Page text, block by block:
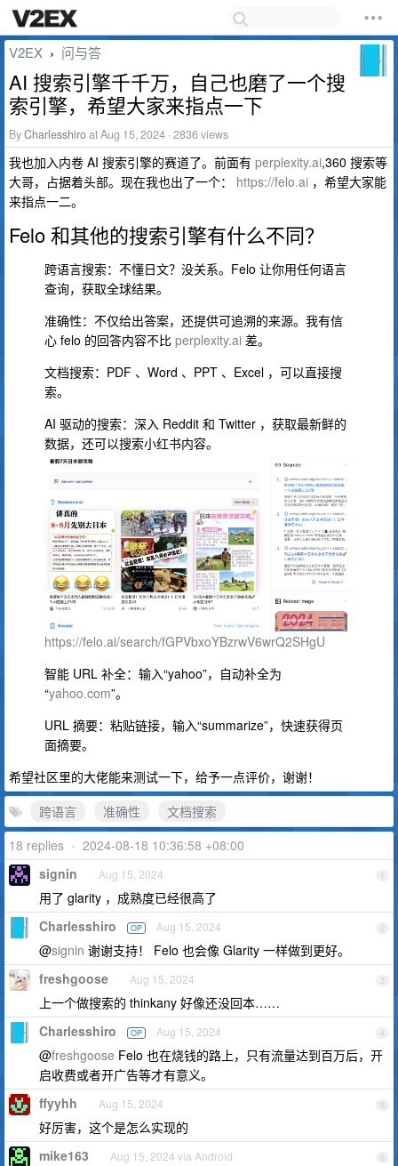
V2EX › 问与答
AI 搜索引擎千千万，自己也磨了一个搜
索引擎，希望大家来指点一下
ByCharlesshiroat Aug 15, 2024 · 2836 views
我也加入内卷 AI 搜索引擎的赛道了。前面有 perplexity.ai,360 搜索等
大哥，占据着头部。现在我也出了一个： https://felo.ai ，希望大家能
来指点一二。
Felo 和其他的搜索引擎有什么不同？
跨语言搜索：不懂日文？没关系。Felo 让你用任何语言
查询，获取全球结果。
准确性：不仅给出答案，还提供可追溯的来源。我有信
心 felo 的回答内容不比 perplexity.ai 差。
文档搜索：PDF 、Word 、PPT 、Excel ，可以直接搜
索。
AI 驱动的搜索：深入 Reddit 和 Twitter ，获取最新鲜的
数据，还可以搜索小红书内容。
https://felo.ai/search/fGPVbxoYBzrwV6wrQ2SHgU
智能 URL 补全：输入“yahoo”，自动补全为
“yahoo.com”。
URL 摘要：粘贴链接，输入“summarize”，快速获得页
面摘要。
希望社区里的大佬能来测试一下，给予一点评价，谢谢！
跨语言
准确性
文档搜索
18 replies • 2024-08-18 10:36:58 +08:00
1
signin Aug 15, 2024
用了 glarity ，成熟度已经很高了
2
Charlesshiro OP Aug 15, 2024
@signin 谢谢支持！ Felo 也会像 Glarity 一样做到更好。
3
freshgoose Aug 15, 2024
上一个做搜索的 thinkany 好像还没回本……
4
Charlesshiro OP Aug 15, 2024
@freshgoose Felo 也在烧钱的路上，只有流量达到百万后，开
启收费或者开广告等才有意义。
5
ffyyhh Aug 15, 2024
好厉害，这个是怎么实现的
6
mike163 Aug 15, 2024 via Android